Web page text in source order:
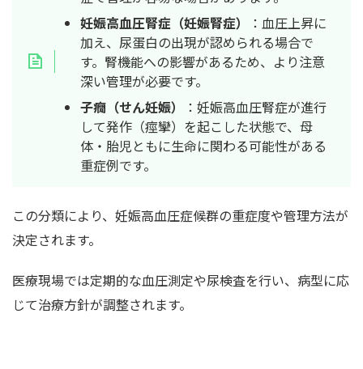
妊娠高血圧腎症（妊娠腎症）
：血圧上昇に
加え、尿蛋白の出現が認められる場合で
す。腎機能への影響があるため、より注意
深い管理が必要です。
子癇（せん妊娠）
：妊娠高血圧腎症が進行
して発作（痙攣）を起こした状態で、母
体・胎児ともに生命に関わる可能性がある
重症例です。
この分類により、妊娠高血圧症候群の重症度や管理方法が
決定されます。
医療現場では定期的な血圧測定や尿検査を行い、病型に応
じて治療方針が調整されます。